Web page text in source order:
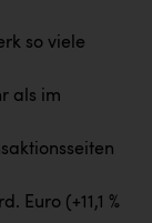
so viele
als im
Euro (+11,1 %